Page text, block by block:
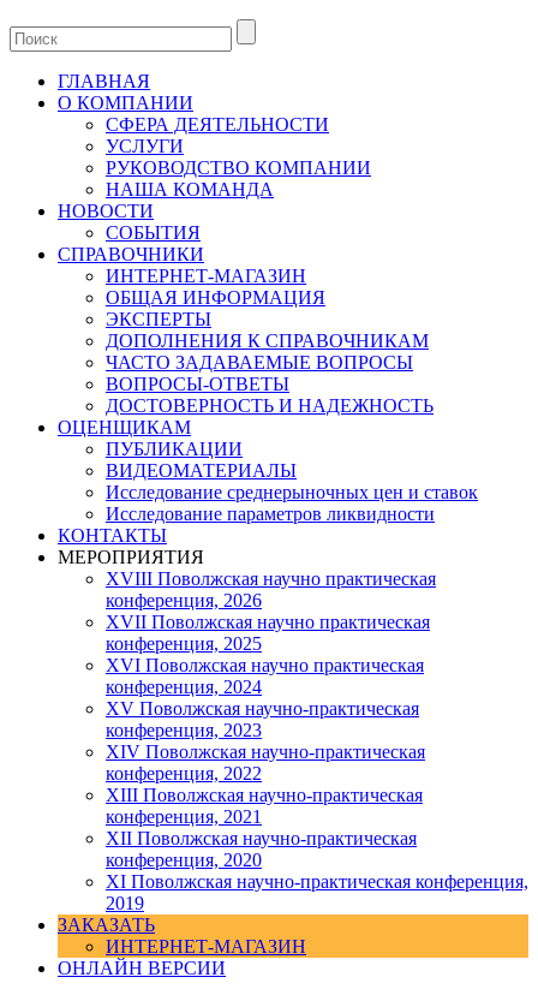
ГЛАВНАЯ
О КОМПАНИИ
СФЕРА ДЕЯТЕЛЬНОСТИ
УСЛУГИ
РУКОВОДСТВО КОМПАНИИ
НАША КОМАНДА
НОВОСТИ
СОБЫТИЯ
СПРАВОЧНИКИ
ИНТЕРНЕТ-МАГАЗИН
ОБЩАЯ ИНФОРМАЦИЯ
ЭКСПЕРТЫ
ДОПОЛНЕНИЯ К СПРАВОЧНИКАМ
ЧАСТО ЗАДАВАЕМЫЕ ВОПРОСЫ
ВОПРОСЫ-ОТВЕТЫ
ДОСТОВЕРНОСТЬ И НАДЕЖНОСТЬ
ОЦЕНЩИКАМ
ПУБЛИКАЦИИ
ВИДЕОМАТЕРИАЛЫ
Исследование среднерыночных цен и ставок
Исследование параметров ликвидности
КОНТАКТЫ
МЕРОПРИЯТИЯ
XVIII Поволжская научно практическая
конференция, 2026
XVII Поволжская научно практическая
конференция, 2025
XVI Поволжская научно практическая
конференция, 2024
ХV Поволжская научно-практическая
конференция, 2023
ХIV Поволжская научно-практическая
конференция, 2022
ХIII Поволжская научно-практическая
конференция, 2021
ХII Поволжская научно-практическая
конференция, 2020
XI Поволжская научно-практическая конференция,
2019
ЗАКАЗАТЬ
ИНТЕРНЕТ-МАГАЗИН
ОНЛАЙН ВЕРСИИ